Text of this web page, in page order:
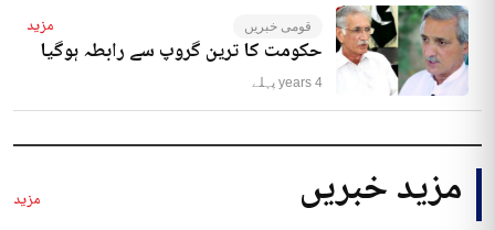
قومی خبریں مزید
حکومت کا ترین گروپ سے رابطہ ہوگیا
4 years پہلے
مزید خبریں مزید